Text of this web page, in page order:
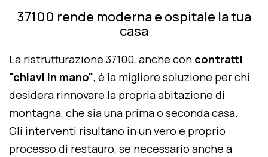
37100 rende moderna e ospitale la tua
casa
La ristrutturazione 37100, anche con contratti
"chiavi in mano", è la migliore soluzione per chi
desidera rinnovare la propria abitazione di
montagna, che sia una prima o seconda casa.
Gli interventi risultano in un vero e proprio
processo di restauro, se necessario anche a